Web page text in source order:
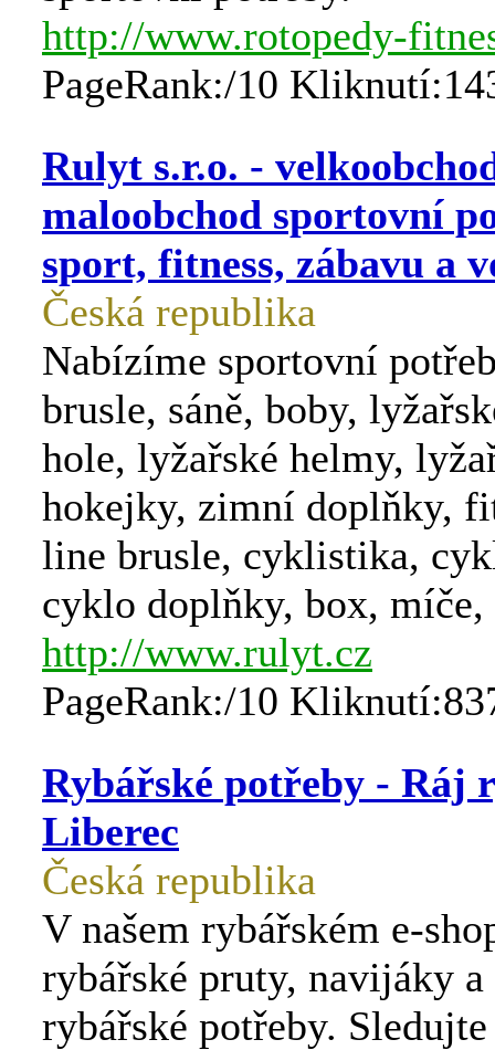
http://www.rotopedy-
PageRank:/10
Rulyt s.r.o. -
maloobchod sportovní
sport, fitness, zábavu a
Česká republika
Nabízíme sportovní
brusle, sáně, boby,
hole, lyžařské helmy,
hokejky, zimní doplňky,
line brusle, cyklistika,
cyklo doplňky, box,
http://www.rulyt.cz
PageRank:/10
Rybářské potřeby - Ráj
Liberec
Česká republika
V našem rybářském e-
rybářské pruty, navijáky
rybářské potřeby. Sledujte